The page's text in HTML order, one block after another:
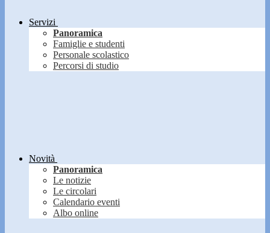
Servizi
Panoramica
Famiglie e studenti
Personale scolastico
Percorsi di studio
Novità
Panoramica
Le notizie
Le circolari
Calendario eventi
Albo online